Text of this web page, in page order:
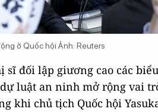
ở Quốc hội Ảnh: Reuters
sĩ đối lập giương cao các
luật an ninh mở rộng vai
khi chủ tịch Quốc hội